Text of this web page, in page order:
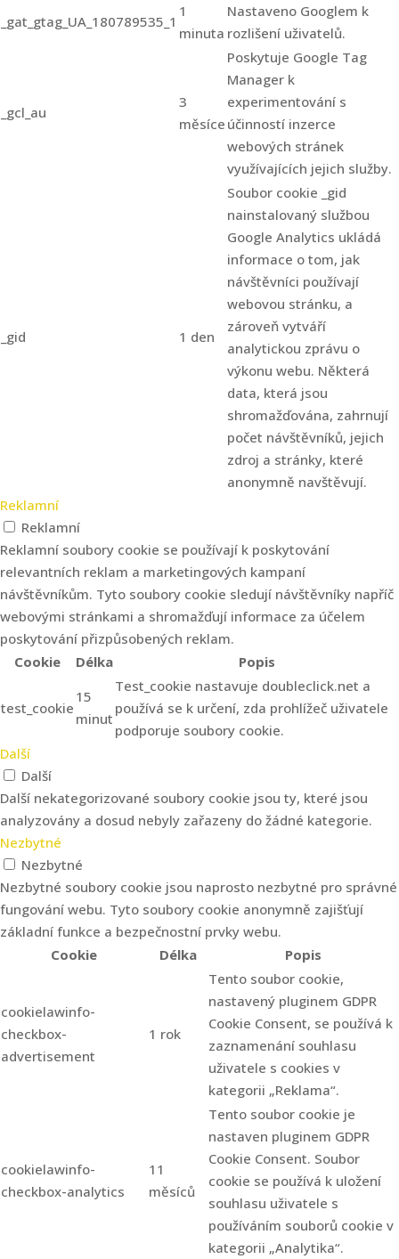
_gat_gtag_UA_180789535_1
1
minuta
Nastaveno Googlem k
rozlišení uživatelů.
_gcl_au
3
měsíce
Poskytuje Google Tag
Manager k
experimentování s
účinností inzerce
webových stránek
využívajících jejich služby.
_gid 1 den
Soubor cookie _gid
nainstalovaný službou
Google Analytics ukládá
informace o tom, jak
návštěvníci používají
webovou stránku, a
zároveň vytváří
analytickou zprávu o
výkonu webu. Některá
data, která jsou
shromažďována, zahrnují
počet návštěvníků, jejich
zdroj a stránky, které
anonymně navštěvují.
Reklamní
Reklamní
Reklamní soubory cookie se používají k poskytování
relevantních reklam a marketingových kampaní
návštěvníkům. Tyto soubory cookie sledují návštěvníky napříč
webovými stránkami a shromažďují informace za účelem
poskytování přizpůsobených reklam.
Cookie
Délka Popis
test_cookie
15
minut
Test_cookie nastavuje doubleclick.net a
používá se k určení, zda prohlížeč uživatele
podporuje soubory cookie.
Další
Další
Další nekategorizované soubory cookie jsou ty, které jsou
analyzovány a dosud nebyly zařazeny do žádné kategorie.
Nezbytné
Nezbytné
Nezbytné soubory cookie jsou naprosto nezbytné pro správné
fungování webu. Tyto soubory cookie anonymně zajišťují
základní funkce a bezpečnostní prvky webu.
Cookie
Délka Popis
cookielawinfo-
checkbox-
advertisement
1 rok
Tento soubor cookie,
nastavený pluginem GDPR
Cookie Consent, se používá k
zaznamenání souhlasu
uživatele s cookies v
kategorii „Reklama“.
cookielawinfo-
checkbox-analytics
11
měsíců
Tento soubor cookie je
nastaven pluginem GDPR
Cookie Consent. Soubor
cookie se používá k uložení
souhlasu uživatele s
používáním souborů cookie v
kategorii „Analytika“.